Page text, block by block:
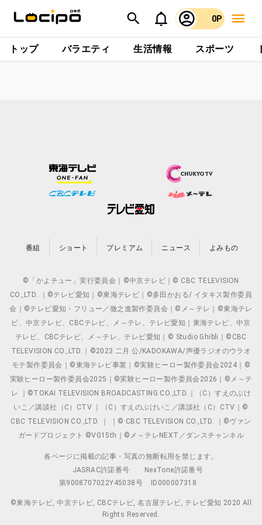
0P
トップ バラエティ 生活情報 スポーツ
番組 ショート プレミアム ニュース よみもの
©「かよチュー」実行委員会｜©中京テレビ｜© CBC TELEVISION
CO.,LTD. ｜©テレビ愛知｜©東海テレビ｜©多田かおる/ イタキス製作委員
会｜©テレビ愛知・フリュー／徹之進製作委員会｜©メ～テレ｜©東海テレ
ビ、中京テレビ、CBCテレビ、メ～テレ、テレビ愛知｜東海テレビ、中京
テレビ、CBCテレビ、メ～テレ、テレビ愛知｜© Studio Ghibli｜©CBC
TELEVISION CO.,LTD.｜©2023 二月 公/KADOKAWA/声優ラジオのウラオ
モテ製作委員会｜©東海テレビ事業｜©実験ヒーロー製作委員会2024｜©
実験ヒーロー製作委員会2025｜©実験ヒーロー製作委員会2026｜©メ～テ
レ ｜©TOKAI TELEVISION BROADCASTING CO.,LTD.｜（C）すえのぶけ
いこ／講談社（C）CTV ｜（C）すえのぶけいこ／講談社（C）CTV｜©
CBC TELEVISION CO.,LTD. ｜ ｜© CBC TELEVISION CO.,LTD. ｜©ヴァン
ガードプロジェクト ©VG15th｜©メ～テレNEXT／ダンスチャンネル
各ページに掲載の記事・写真の無断転用を禁じます。
JASRAC許諾番号
NexTone許諾番号
第9008707022Y45038号
ID000007318
©東海テレビ, 中京テレビ, CBCテレビ, 名古屋テレビ, テレビ愛知 2020 All
Rights Reserved.